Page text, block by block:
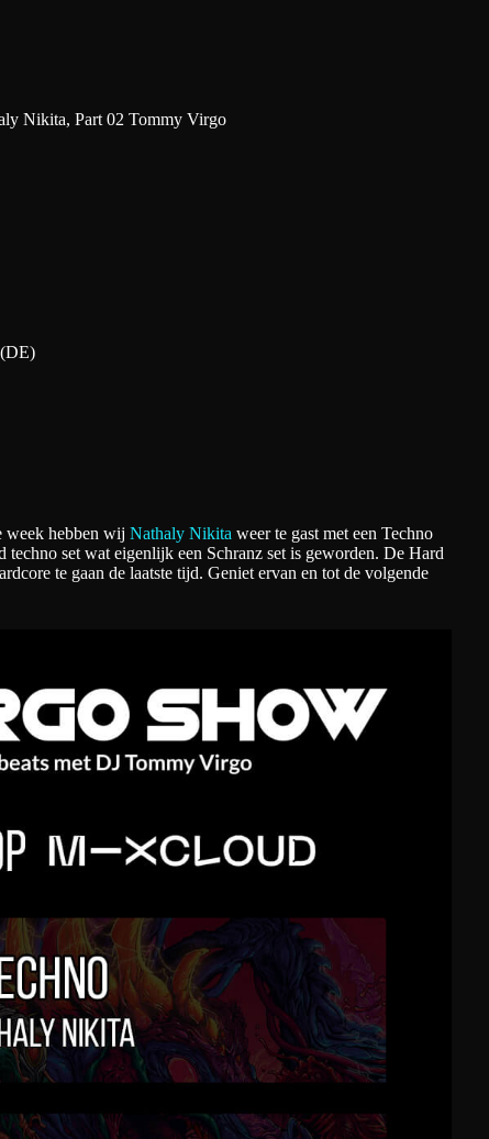
Nikita, Part 02 Tommy Virgo
week hebben wij Nathaly Nikita weer te gast met een Techno
techno set wat eigenlijk een Schranz set is geworden. De Hard
te gaan de laatste tijd. Geniet ervan en tot de volgende